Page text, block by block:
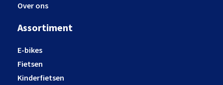
Over ons
Assortiment
E-bikes
Fietsen
Kinderfietsen